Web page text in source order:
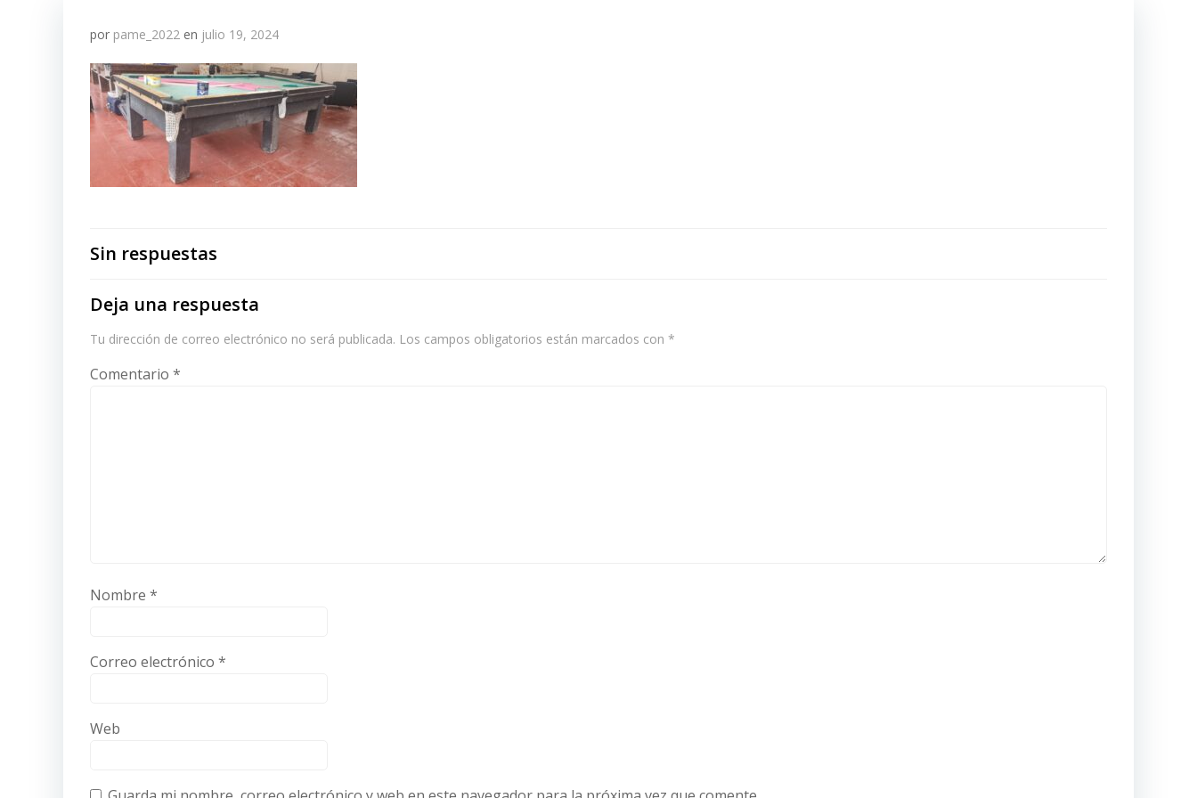
por pame_2022 en julio 19, 2024
Sin respuestas
Deja una respuesta
Tu dirección de correo electrónico no será publicada. Los campos obligatorios están marcados con *
Comentario *
Nombre *
Correo electrónico *
Web